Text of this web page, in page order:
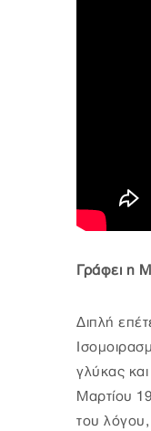
Γράφει η
Διπλή
γλύκας
Μαρτίου
του λόγου,